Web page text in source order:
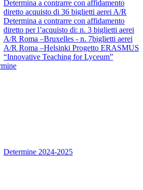
Determina a contrarre con affidamento
diretto acquisto di 36 biglietti aerei A/R
Determina a contrarre con affidamento
diretto per l’acquisto di: n. 3 biglietti aerei
A/R Roma –Bruxelles - n. 7biglietti aerei
A/R Roma –Helsinki Progetto ERASMUS
“Innovative Teaching for Lyceum”
Determine 2024-2025